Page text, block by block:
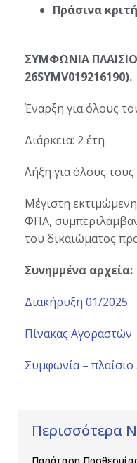
Πράσινα
ΣΥΜΦΩΝΙΑ
26SYMV019216190).
Έναρξη για όλους
Διάρκεια: 2 έτη
Λήξη για όλους
Μέγιστη
ΦΠΑ,
του δικαιώματος
Συνημμένα αρχεία:
Διακήρυξη 01/2025
Πίνακας Αγοραστών
Συμφωνία –
Περισσότερα
Παράταση